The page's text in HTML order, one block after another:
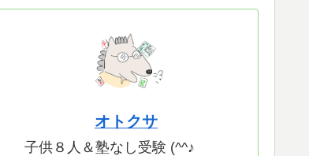
オトクサ
子供８人＆塾なし受験 (^^♪